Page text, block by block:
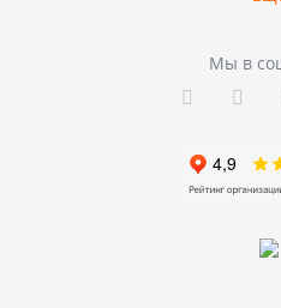
Мы в